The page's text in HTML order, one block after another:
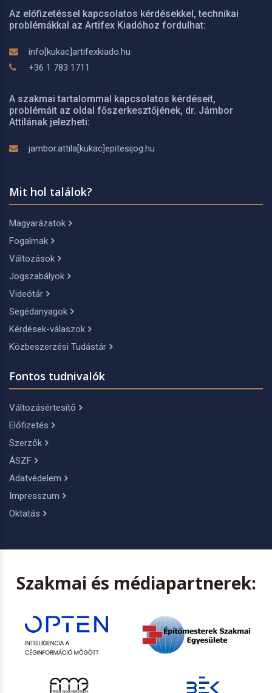
Az előfizetéssel kapcsolatos kérdésekkel, technikai
problémákkal az Artifex Kiadóhoz fordulhat:
info[kukac]artifexkiado.hu
+36 1 783 1711
A szakmai tartalommal kapcsolatos kérdéseit,
problémáit az oldal főszerkesztőjének, dr. Jámbor
Attilának jelezheti:
jambor.attila[kukac]epitesijog.hu
Mit hol találok?
Magyarázatok
Fogalmak
Változások
Jogszabályok
Videótár
Segédanyagok
Kérdések-válaszok
Közbeszerzési Tudástár
Fontos tudnivalók
Változásértesítő
Előfizetés
Szerzők
ÁSZF
Adatvédelem
Impresszum
Oktatás
Szakmai és médiapartnerek: